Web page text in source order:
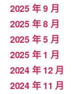
2025 年 9 月
2025 年 8 月
2025 年 5 月
2025 年 1 月
2024 年 12 月
2024 年 11 月